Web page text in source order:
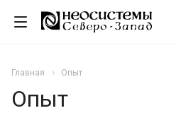
Главная Опыт
Опыт